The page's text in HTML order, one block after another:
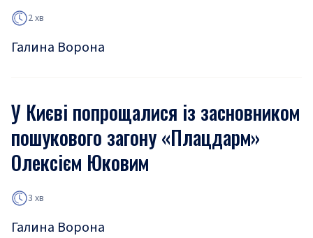
2 хв
Галина Ворона
У Києві попрощалися із засновником
пошукового загону «Плацдарм»
Олексієм Юковим
3 хв
Галина Ворона